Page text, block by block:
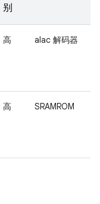
别
高 alac 解码器
高 SRAMROM